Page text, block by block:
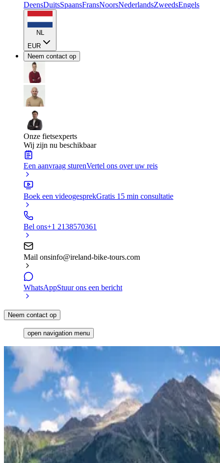
DeensDuitsSpaansFransNoorsNederlandsZweedsEngels
NL
EUR
Neem contact op
Onze fietsexperts
Wij zijn nu beschikbaar
Een aanvraag sturenVertel ons over uw reis
Boek een videogesprekGratis 15 min consultatie
Bel ons+1 2138570361
Mail onsinfo@ireland-bike-tours.com
WhatsAppStuur ons een bericht
Neem contact op
open navigation menu